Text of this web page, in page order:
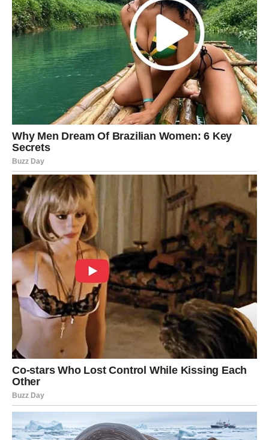
Moguće je da ćete saznati nešto što će vas duboko
potresti. Tajne, manipulacije, skriveni motivi – sve izlazi
na svetlo dana. Biće teško prihvatiti da neko nije onakav
kakvim ste ga zamišljali.
Unutrašnja borba
Najveća bitka neće se voditi spolja, već u vama. Moraćete
da priznate sebi greške koje ste dugo opravdavali.
Poruka zvezda:Iskrenost prema sebi je prvi korak ka
oslobađanju.
JARAC – Zidovi koje ste gradili
sada pucaju
Jarčevi su poznati po snazi i izdržljivosti, ali čak i vi imate
granicu. Period pred vama donosilomove tamo gde ste
mislili da ste najstabilniji.
Posao i ambicije na testu
Mogući su zastoji, gubici ili razočaranja u profesionalnoj
sferi. Planovi koje ste dugo gradili mogu se srušiti ili
zahtevati ozbiljne izmene.
Emocije koje ste potiskivali